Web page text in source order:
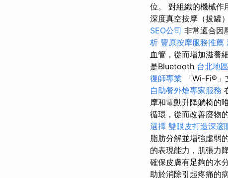
位。 對組織的機械作
深度真空按摩（拔罐
SEO公司 非常適合因
析 豐原按摩服務推薦
血管，從而增加滋養
是Bluetooth 台北地
復師專業 「Wi-Fi®
自助餐外燴專家服務
摩和電動升降躺椅的
循環，從而改善廢物
選擇 雙眼皮打造深邃
脂肪分解並增強虛弱
的表現能力，肌張力
確保皮膚有足夠的水
助於消除引起疼痛的